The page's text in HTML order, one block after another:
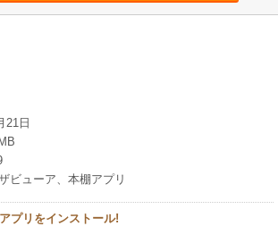
21日
ビューア、本棚アプリ
プリをインストール!